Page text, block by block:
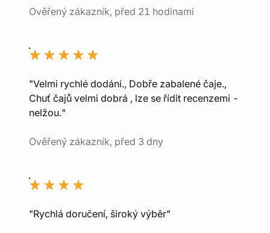
Ověřený zákazník, před 21 hodinami
"Velmi rychlé dodání., Dobře zabalené čaje.,
Chuť čajů velmi dobrá , lze se řídit recenzemi -
nelžou."
Ověřený zákazník, před 3 dny
"Rychlá doručení, široký výběr"